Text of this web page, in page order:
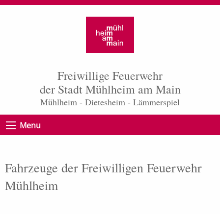
Freiwillige Feuerwehr
der Stadt Mühlheim am Main
Mühlheim - Dietesheim - Lämmerspiel
Menu
Fahrzeuge der Freiwilligen Feuerwehr
Mühlheim